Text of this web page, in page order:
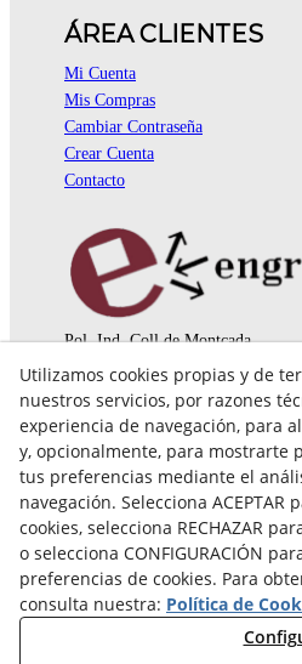
ÁREA CLIENTES
Mi Cuenta
Mis Compras
Cambiar Contraseña
Crear Cuenta
Contacto
Pol. Ind. Coll de Montcada
08110 Montcada i Reixac
935 829 999
engrunes@engrunes.org
Utilizamos cookies propias y de
nuestros servicios, por razones
experiencia de navegación, para
y, opcionalmente, para mostrarte
tus preferencias mediante el
navegación. Selecciona
cookies, selecciona RECHAZAR
o selecciona CONFIGURACIÓN
preferencias de cookies. Para
consulta nuestra: Política de